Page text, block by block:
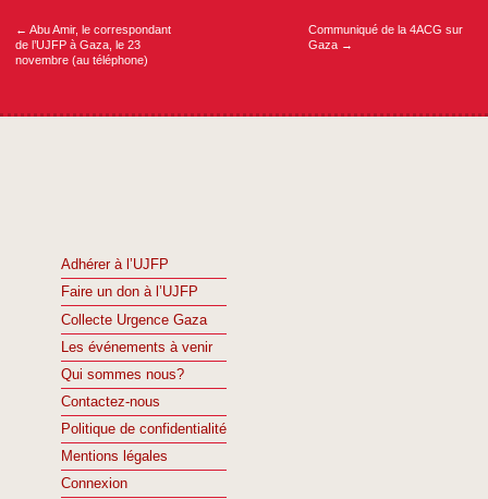
← Abu Amir, le correspondant
de l’UJFP à Gaza, le 23
novembre (au téléphone)
Communiqué de la 4ACG sur
Gaza →
Adhérer à l’UJFP
Faire un don à l’UJFP
Collecte Urgence Gaza
Les événements à venir
Qui sommes nous?
Contactez-nous
Politique de confidentialité
Mentions légales
Connexion